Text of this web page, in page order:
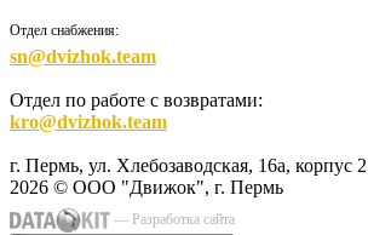
Отдел снабжения:
sn@dvizhok.team
Отдел по работе с возвратами:
kro@dvizhok.team
г. Пермь, ул. Хлебозаводская, 16а, корпус 2
2026 © ООО "Движок", г. Пермь
— Разработка сайта